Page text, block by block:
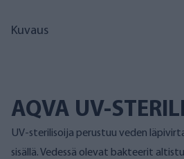
Kuvaus
AQVA UV-
UV-sterilisoija perustuu veden
sisällä. Vedessä olevat bakteerit